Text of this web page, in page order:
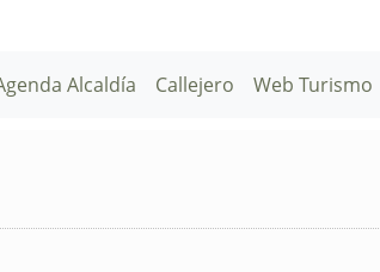
Alcaldía Callejero Web Turismo